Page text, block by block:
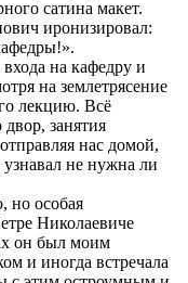
сатина макет.
иронизировал:
на кафедру и
на землетрясение
лекцию. Всё
занятия
нас домой,
не нужна ли
но особая
Николаевиче
он был моим
и иногда встречала